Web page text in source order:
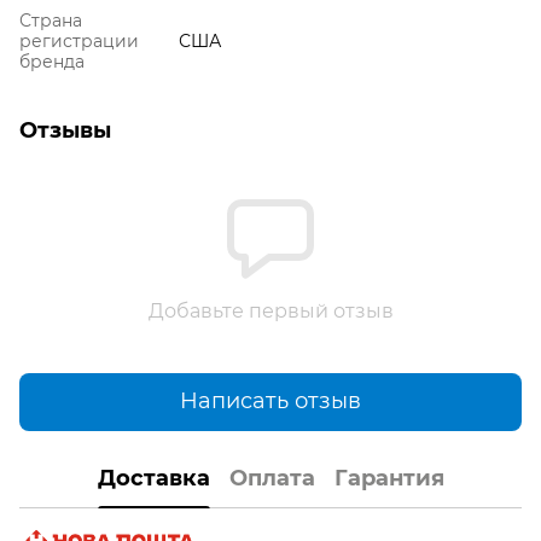
Страна
регистрации
бренда
США
Отзывы
Добавьте первый отзыв
Написать отзыв
Доставка Оплата Гарантия